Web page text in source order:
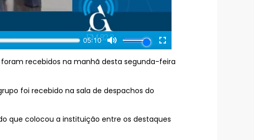
foram recebidos na manhã desta segunda-feira
foi recebido na sala de despachos do
que colocou a instituição entre os destaques